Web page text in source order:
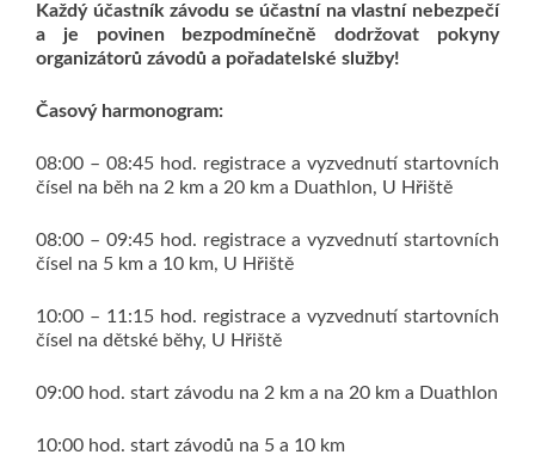
Každý účastník závodu se účastní na vlastní nebezpečí
a je povinen bezpodmínečně dodržovat pokyny
organizátorů závodů a pořadatelské služby!
Časový harmonogram:
08:00 – 08:45 hod. registrace a vyzvednutí startovních
čísel na běh na 2 km a 20 km a Duathlon, U Hřiště
08:00 – 09:45 hod. registrace a vyzvednutí startovních
čísel na 5 km a 10 km, U Hřiště
10:00 – 11:15 hod. registrace a vyzvednutí startovních
čísel na dětské běhy, U Hřiště
09:00 hod. start závodu na 2 km a na 20 km a Duathlon
10:00 hod. start závodů na 5 a 10 km